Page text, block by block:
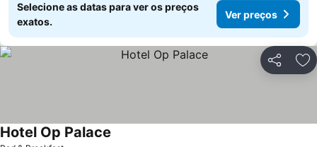
Selecione as datas para ver os preços
exatos.
Ver preços
Partilhar
Hotel Op Palace